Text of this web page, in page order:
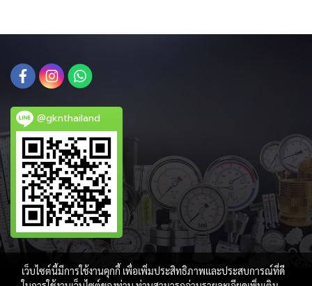
@gknthailand
เว็บไซต์นี้มีการใช้งานคุกกี้ เพื่อเพิ่มประสิทธิภาพและประสบการณ์ที่ดี